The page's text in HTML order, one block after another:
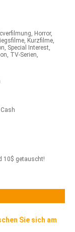
Horror,
Kurzfilme,
Special Interest,
TV-Serien,
10$ getauscht!
Sie sich am